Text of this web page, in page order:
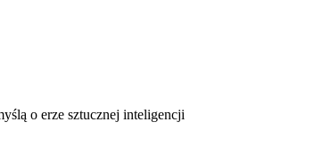
o erze sztucznej inteligencji